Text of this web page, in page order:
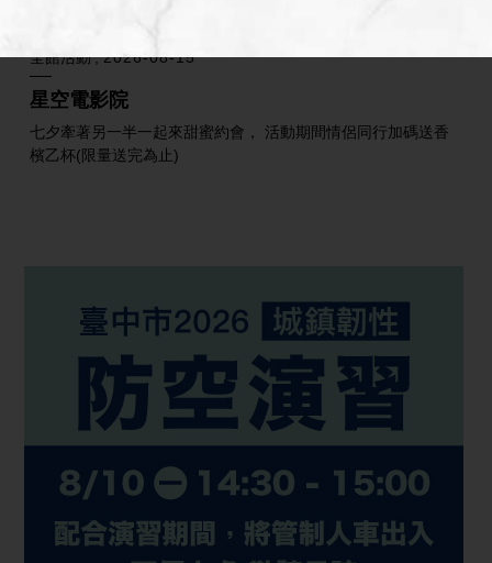
全館活動 2026-08-15
星空電影院
七夕牽著另一半一起來甜蜜約會， 活動期間情侶同行加碼送香
檳乙杯(限量送完為止)